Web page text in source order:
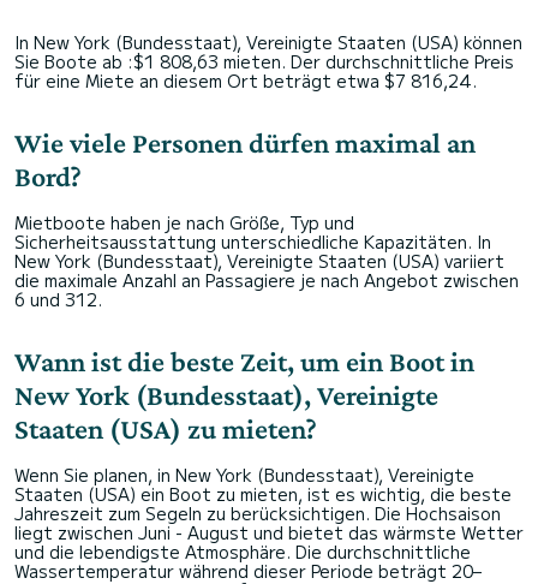
In New York (Bundesstaat), Vereinigte Staaten (USA) können
Sie Boote ab :$1 808,63 mieten. Der durchschnittliche Preis
für eine Miete an diesem Ort beträgt etwa $7 816,24.
Wie viele Personen dürfen maximal an
Bord?
Mietboote haben je nach Größe, Typ und
Sicherheitsausstattung unterschiedliche Kapazitäten. In
New York (Bundesstaat), Vereinigte Staaten (USA) variiert
die maximale Anzahl an Passagiere je nach Angebot zwischen
6 und 312.
Wann ist die beste Zeit, um ein Boot in
New York (Bundesstaat), Vereinigte
Staaten (USA) zu mieten?
Wenn Sie planen, in New York (Bundesstaat), Vereinigte
Staaten (USA) ein Boot zu mieten, ist es wichtig, die beste
Jahreszeit zum Segeln zu berücksichtigen. Die Hochsaison
liegt zwischen Juni - August und bietet das wärmste Wetter
und die lebendigste Atmosphäre. Die durchschnittliche
Wassertemperatur während dieser Periode beträgt 20–